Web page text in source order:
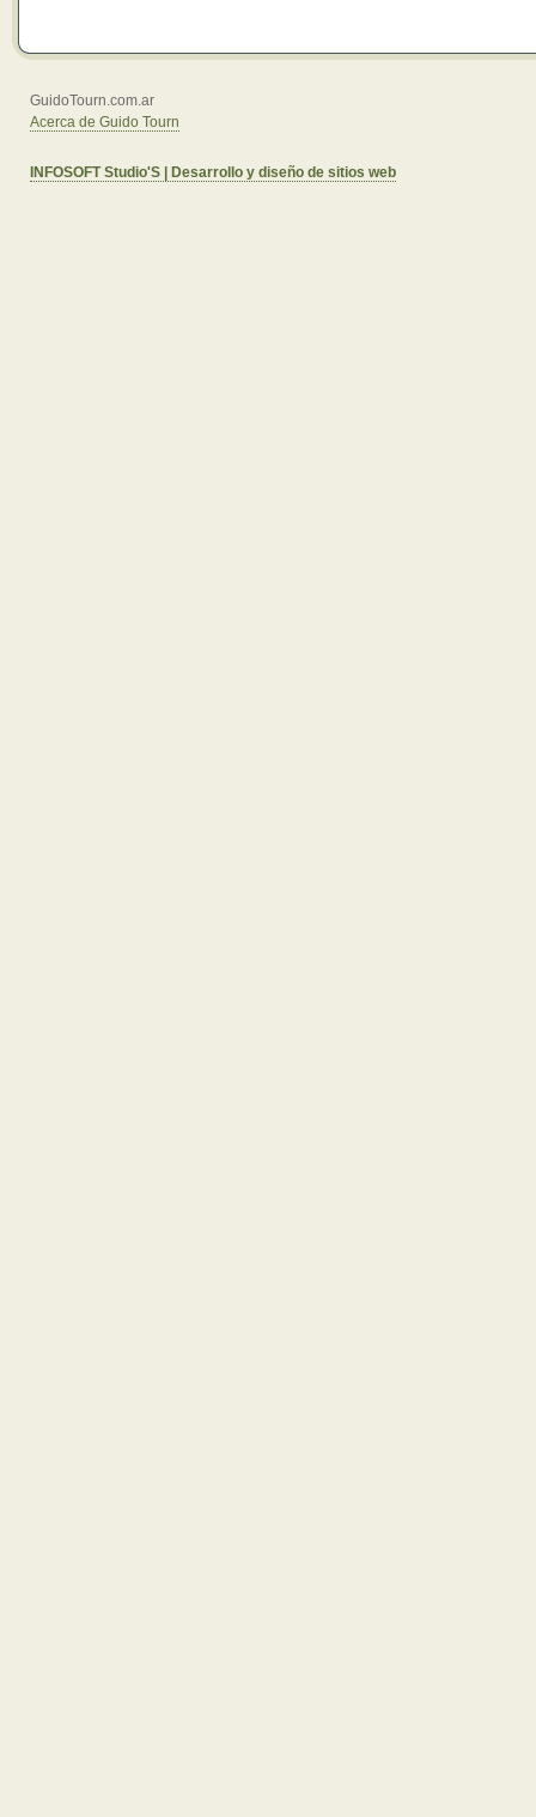
GuidoTourn.com.ar
Acerca de Guido Tourn
INFOSOFT Studio'S | Desarrollo y diseño de sitios web